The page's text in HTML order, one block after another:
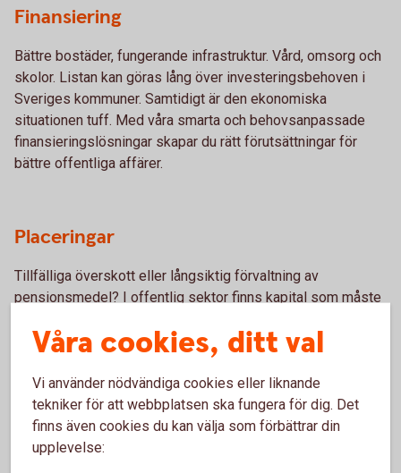
Finansiering
Bättre bostäder, fungerande infrastruktur. Vård, omsorg och
skolor. Listan kan göras lång över investeringsbehoven i
Sveriges kommuner. Samtidigt är den ekonomiska
situationen tuff. Med våra smarta och behovsanpassade
finansieringslösningar skapar du rätt förutsättningar för
bättre offentliga affärer.
Placeringar
Tillfälliga överskott eller långsiktig förvaltning av
pensionsmedel? I offentlig sektor finns kapital som måste
placeringsalternativ och fonder, många med särskild etik-
Betalningar
Våra cookies, ditt val
Vi använder nödvändiga cookies eller liknande
tekniker för att webbplatsen ska fungera för dig. Det
finns även cookies du kan välja som förbättrar din
upplevelse: